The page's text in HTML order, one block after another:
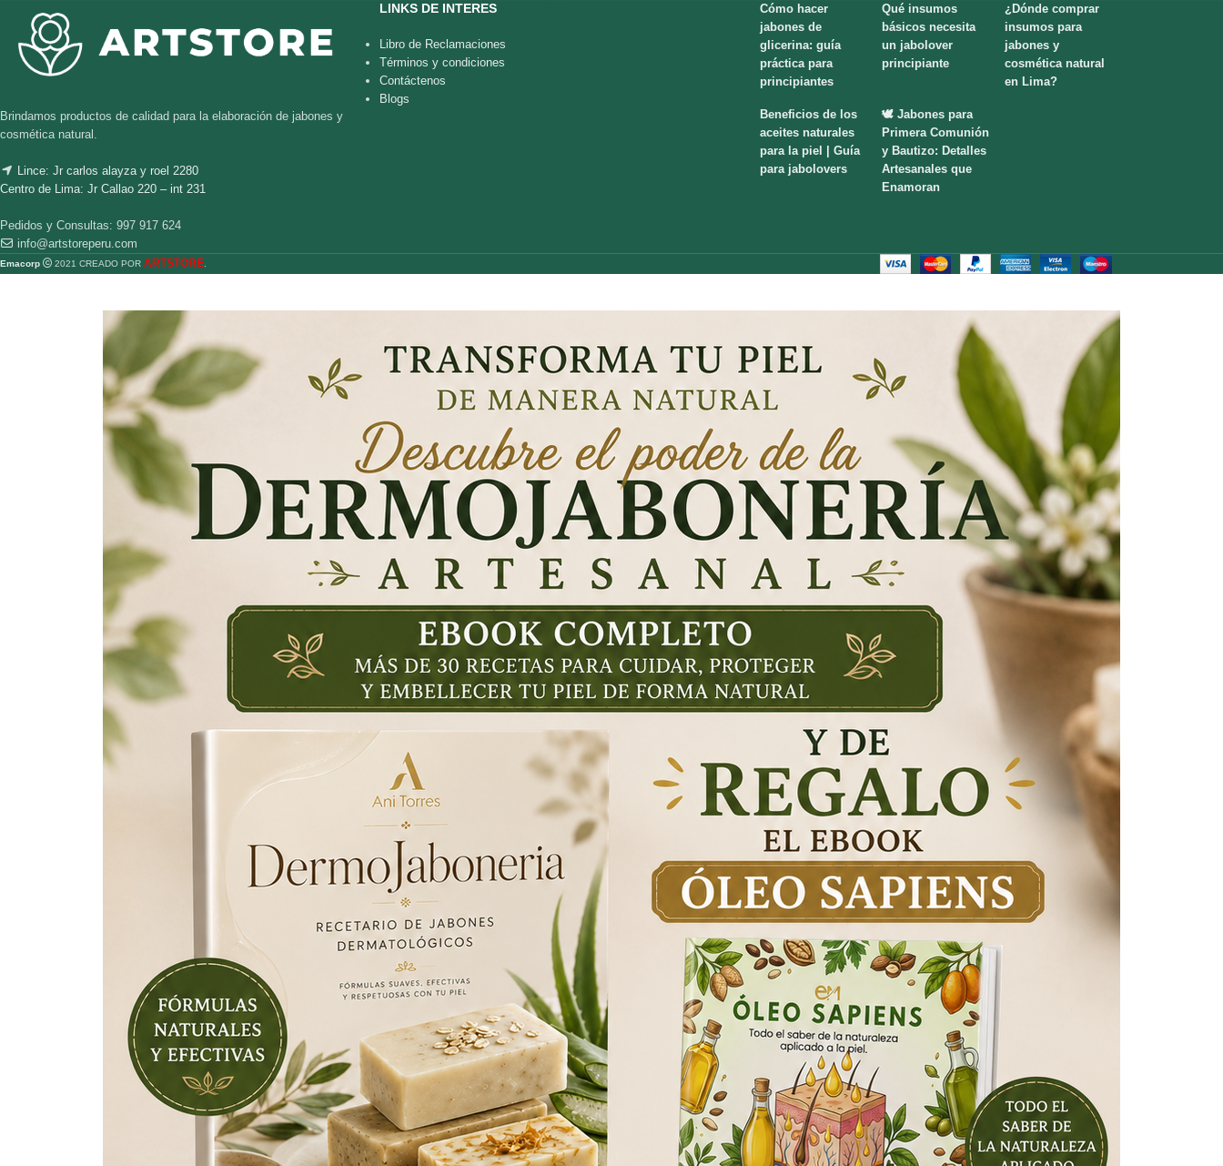
Brindamos productos de calidad para la elaboración de jabones y
cosmética natural.
Lince: Jr carlos alayza y roel 2280
Centro de Lima: Jr Callao 220 – int 231
Pedidos y Consultas: 997 917 624
info@artstoreperu.com
LINKS DE INTERES
Libro de Reclamaciones
Términos y condiciones
Contáctenos
Blogs
Cómo hacer
jabones de
glicerina: guía
práctica para
principiantes
Qué insumos
básicos necesita
un jabolover
principiante
¿Dónde comprar
insumos para
jabones y
cosmética natural
en Lima?
Beneficios de los
aceites naturales
para la piel | Guía
para jabolovers
🕊️ Jabones para
Primera Comunión
y Bautizo: Detalles
Artesanales que
Enamoran
Emacorp 2021 CREADO POR ARTSTORE